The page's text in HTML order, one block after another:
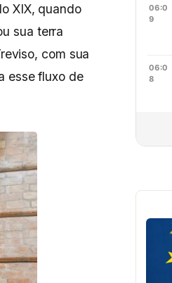
XIX, quando
sua terra
com sua
esse fluxo de
06:0
9
06:0
8